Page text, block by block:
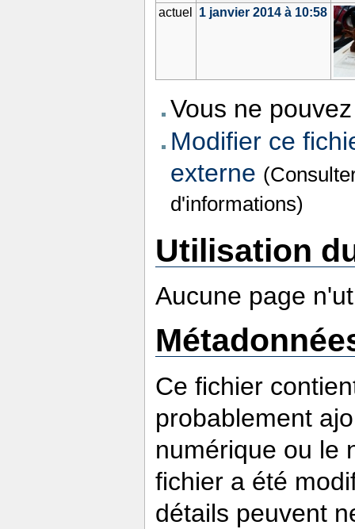
actuel
1 janvier 2014 à 10:58
Vous ne
Modifier ce
externe
d'informations)
Utilisation
Aucune page
Ce fichier
probablement
numérique ou le
fichier a été
détails peuvent